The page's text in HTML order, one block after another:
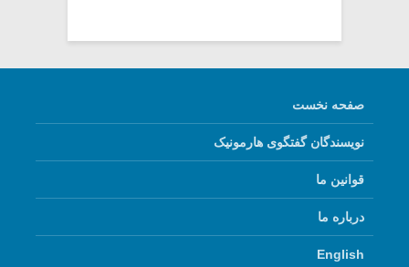
صفحه نخست
نویسندگان گفتگوی هارمونیک
قوانین ما
درباره ما
English